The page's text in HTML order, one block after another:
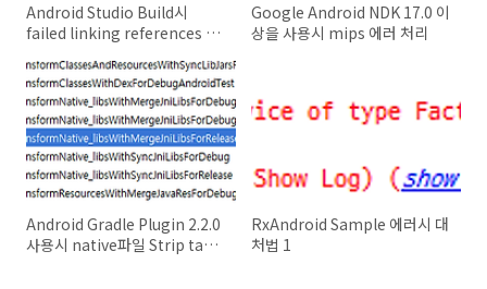
Android Studio Build시
failed linking references 해
Google Android NDK 17.0 이
상을 사용시 mips 에러 처리
Android Gradle Plugin 2.2.0
사용시 native파일 Strip task
RxAndroid Sample 에러시 대
처법 1